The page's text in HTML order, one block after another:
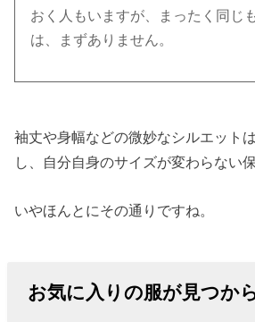
おく人もいますが、まったく同じ
は、まずありません。
袖丈や身幅などの微妙なシルエット
し、自分自身のサイズが変わらない
いやほんとにその通りですね。
お気に入りの服が見つか